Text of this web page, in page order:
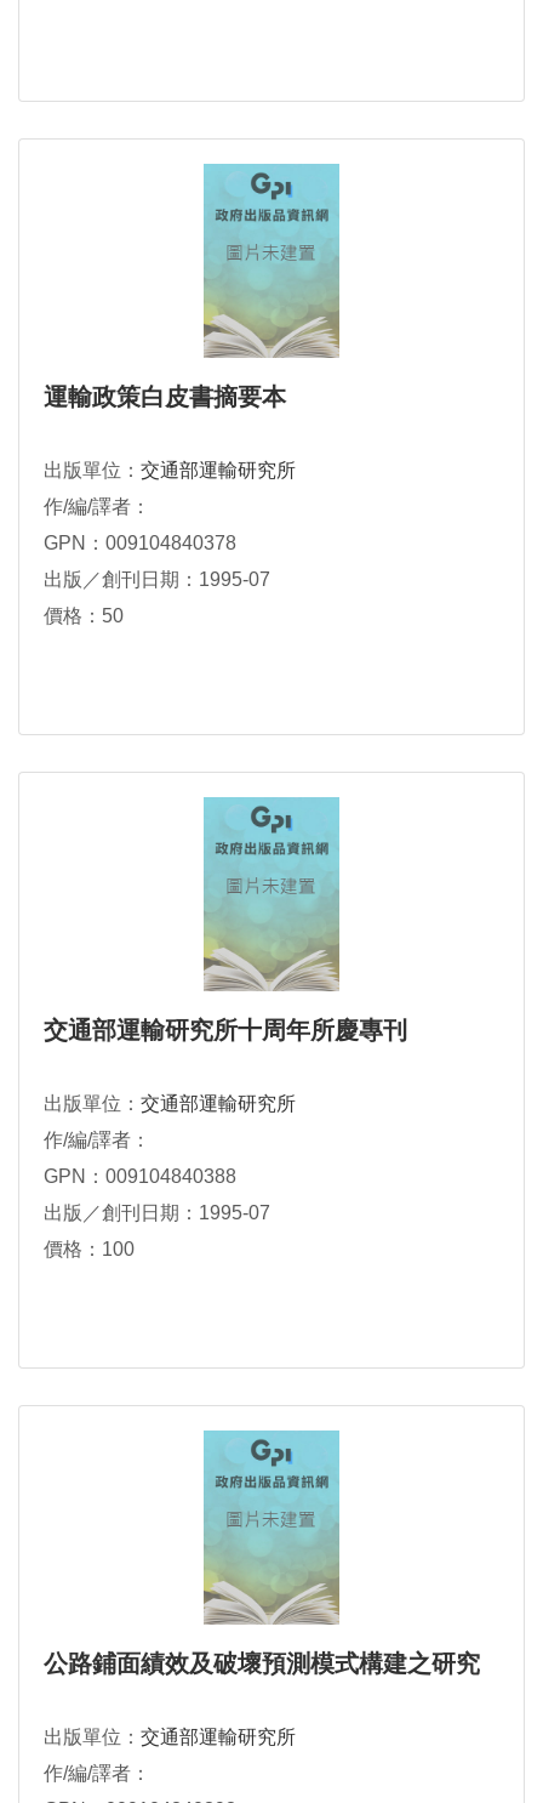
運輸政策白皮書摘要本
出版單位： 交通部運輸研究所
作/編/譯者：
GPN：009104840378
出版／創刊日期：1995-07
價格：50
交通部運輸研究所十周年所慶專刊
出版單位： 交通部運輸研究所
作/編/譯者：
GPN：009104840388
出版／創刊日期：1995-07
價格：100
公路鋪面績效及破壞預測模式構建之研究
出版單位： 交通部運輸研究所
作/編/譯者：